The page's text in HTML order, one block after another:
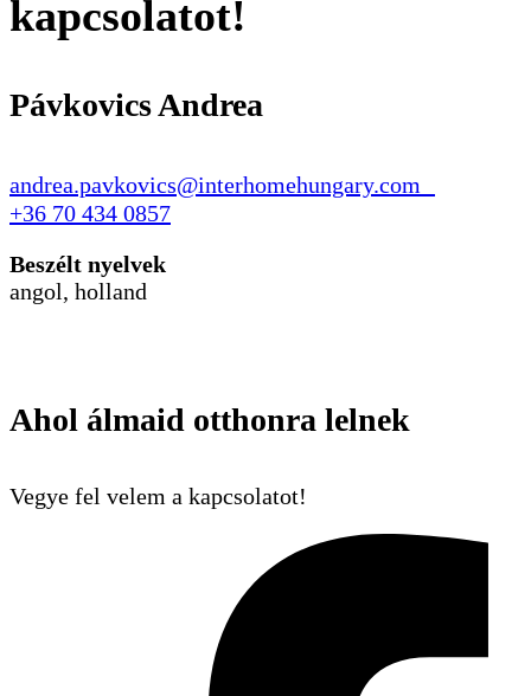
kapcsolatot!​
Pávkovics Andrea
andrea.pavkovics@interhomehungary.com
+36 70 434 0857
Beszélt nyelvek
angol, holland
Ahol álmaid otthonra lelnek
Vegye fel velem a kapcsolatot!